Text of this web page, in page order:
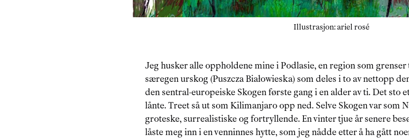
Illustrasjon: ariel rosé
Jeg husker alle oppholdene mine i Podlasie, en region som
særegen urskog (Puszcza Białowieska) som deles i to av nettopp
den sentral-europeiske Skogen første gang i en alder av ti. Det sto
lånte. Treet så ut som Kilimanjaro opp ned. Selve Skogen var som
groteske, surrealistiske og fortryllende. En vinter tjue år senere
låste meg inn i en venninnes hytte, som jeg nådde etter å ha gått